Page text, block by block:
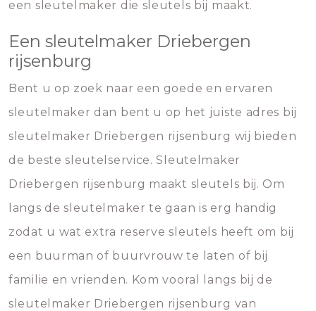
een sleutelmaker die sleutels bij maakt.
Een sleutelmaker Driebergen
rijsenburg
Bent u op zoek naar een goede en ervaren
sleutelmaker dan bent u op het juiste adres bij
sleutelmaker Driebergen rijsenburg wij bieden
de beste sleutelservice. Sleutelmaker
Driebergen rijsenburg maakt sleutels bij. Om
langs de sleutelmaker te gaan is erg handig
zodat u wat extra reserve sleutels heeft om bij
een buurman of buurvrouw te laten of bij
familie en vrienden. Kom vooral langs bij de
sleutelmaker Driebergen rijsenburg van